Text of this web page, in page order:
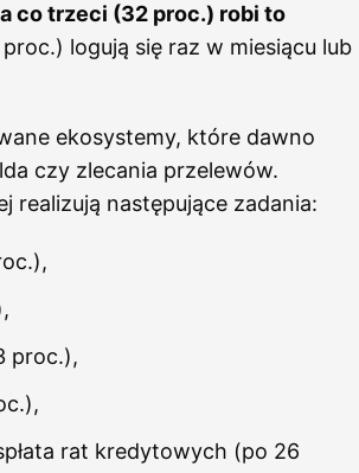
co trzeci (32 proc.) robi to
logują się raz w miesiącu lub
ekosystemy, które dawno
czy zlecania przelewów.
realizują następujące zadania:
proc.),
rat kredytowych (po 26